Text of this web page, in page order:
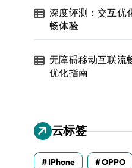
深度评测：交互优
畅体验
无障碍移动互联流
优化指南
云标签
IPhone OPPO